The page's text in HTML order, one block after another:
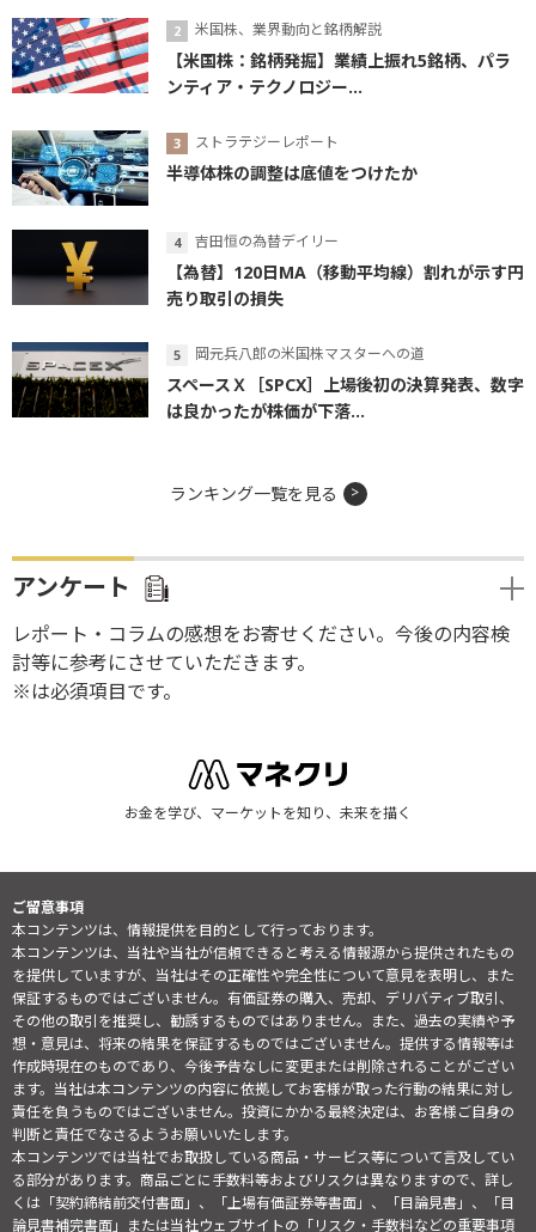
米国株、業界動向と銘柄解説
【米国株：銘柄発掘】業績上振れ5銘柄、パラ
ンティア・テクノロジー...
ストラテジーレポート
半導体株の調整は底値をつけたか
吉田恒の為替デイリー
【為替】120日MA（移動平均線）割れが示す円
売り取引の損失
岡元兵八郎の米国株マスターへの道
スペースＸ［SPCX］上場後初の決算発表、数字
は良かったが株価が下落...
ランキング一覧を見る
アンケート
レポート・コラムの感想をお寄せください。今後の内容検
討等に参考にさせていただきます。
※は必須項目です。
お金を学び、マーケットを知り、未来を描く
ご留意事項
本コンテンツは、情報提供を目的として行っております。
本コンテンツは、当社や当社が信頼できると考える情報源から提供されたもの
を提供していますが、当社はその正確性や完全性について意見を表明し、また
保証するものではございません。有価証券の購入、売却、デリバティブ取引、
その他の取引を推奨し、勧誘するものではありません。また、過去の実績や予
想・意見は、将来の結果を保証するものではございません。提供する情報等は
作成時現在のものであり、今後予告なしに変更または削除されることがござい
ます。当社は本コンテンツの内容に依拠してお客様が取った行動の結果に対し
責任を負うものではございません。投資にかかる最終決定は、お客様ご自身の
判断と責任でなさるようお願いいたします。
本コンテンツでは当社でお取扱している商品・サービス等について言及してい
る部分があります。商品ごとに手数料等およびリスクは異なりますので、詳し
くは「契約締結前交付書面」、「上場有価証券等書面」、「目論見書」、「目
論見書補完書面」または当社ウェブサイトの「リスク・手数料などの重要事項